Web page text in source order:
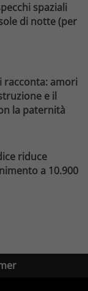
spaziali
di notte (per
racconta: amori
e il
la paternità
riduce
a 10.900